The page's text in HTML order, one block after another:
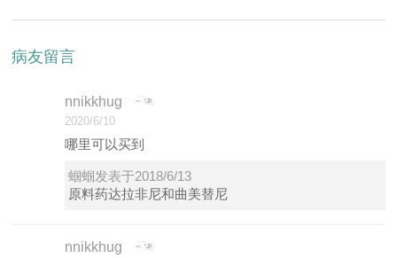
病友留言
nnikkhug
2020/6/10
哪里可以买到
蝈蝈发表于2018/6/13
原料药达拉非尼和曲美替尼
nnikkhug